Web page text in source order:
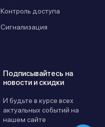
Контроль доступа
Сигнализация
Подписывайтесь на
новости и скидки
И будьте в курсе всех
актуальных событий на
нашем сайте